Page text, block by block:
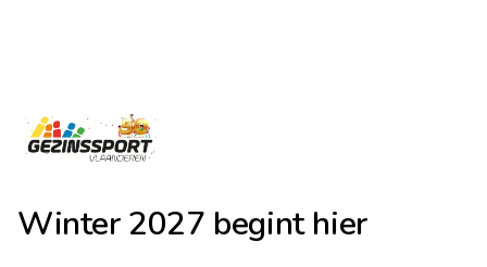
Winter 2027 begint hier